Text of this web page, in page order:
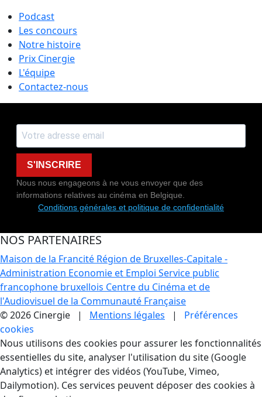
Podcast
Les concours
Notre histoire
Prix Cinergie
L'équipe
Contactez-nous
S'INSCRIRE
Nous nous engageons à ne vous envoyer que des
informations relatives au cinéma en Belgique.
Conditions générales et politique de confidentialité
NOS PARTENAIRES
Maison de la Francité Région de Bruxelles-Capitale -
Administration Economie et Emploi Service public
francophone bruxellois Centre du Cinéma et de
l'Audiovisuel de la Communauté Française
© 2026 Cinergie | Mentions légales | Préférences
cookies
Gestion des Cookies
Nous utilisons des cookies pour assurer les fonctionnalités
essentielles du site, analyser l'utilisation du site (Google
Analytics) et intégrer des vidéos (YouTube, Vimeo,
Dailymotion). Ces services peuvent déposer des cookies à